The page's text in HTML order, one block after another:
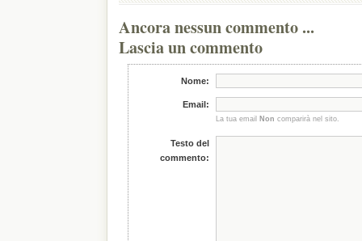
Ancora nessun commento ...
Lascia un commento
Nome:
Email:
La tua email Non comparirà nel sito.
Testo del
commento: